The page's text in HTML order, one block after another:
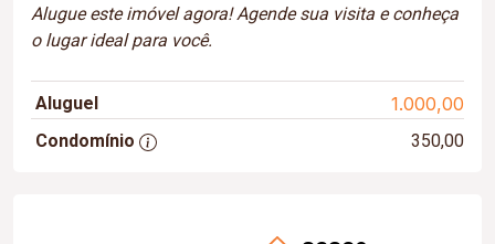
Alugue este imóvel agora! Agende sua visita e conheça
o lugar ideal para você.
Aluguel 1.000,00
Condomínio 350,00